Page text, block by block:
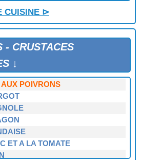
CUISINE ⊳
- CRUSTACES
↓
DE MER
ET AU BASILIC
CURRY
POIVRONS
ET A LA TOMATE